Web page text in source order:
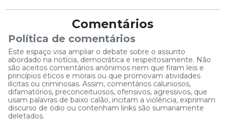
Comentários
Política de comentários
Este espaço visa ampliar o debate sobre o assunto
abordado na notícia, democrática e respeitosamente. Não
são aceitos comentários anônimos nem que firam leis e
princípios éticos e morais ou que promovam atividades
ilícitas ou criminosas. Assim, comentários caluniosos,
difamatórios, preconceituosos, ofensivos, agressivos, que
usam palavras de baixo calão, incitam a violência, exprimam
discurso de ódio ou contenham links são sumariamente
deletados.